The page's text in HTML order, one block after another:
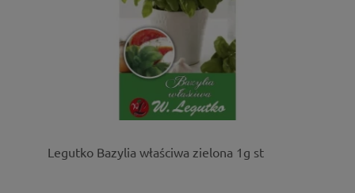
Legutko Bazylia właściwa zielona 1g st